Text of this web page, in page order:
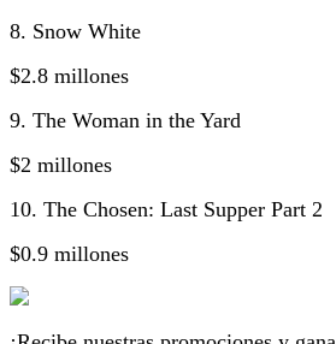
8. Snow White
$2.8 millones
9. The Woman in the Yard
$2 millones
10. The Chosen: Last Supper Part 2
$0.9 millones